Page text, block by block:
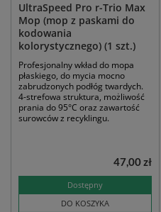
UltraSpeed Pro r-Trio Max
Mop (mop z paskami do
kodowania
kolorystycznego) (1 szt.)
Profesjonalny wkład do mopa
płaskiego, do mycia mocno
zabrudzonych podłóg twardych.
4-strefowa struktura, możliwość
prania do 95°C oraz zawartość
surowców z recyklingu.
Dostępny
DO KOSZYKA
47,00 zł